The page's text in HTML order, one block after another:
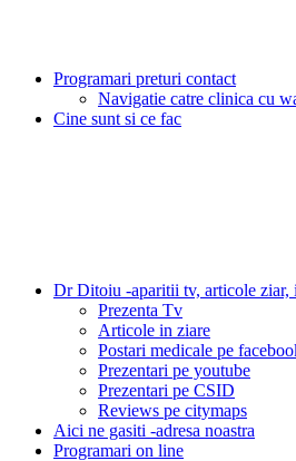
Programari preturi contact
Navigatie catre clinica cu
Cine sunt si ce fac
Dr Ditoiu -aparitii tv, articole ziar,
Prezenta Tv
Articole in ziare
Postari medicale pe
Prezentari pe youtube
Prezentari pe CSID
Reviews pe citymaps
Aici ne gasiti -adresa noastra
Programari on line